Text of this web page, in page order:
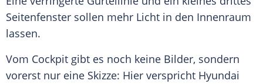
Seitenfenster sollen mehr Licht in den Innenraum
lassen.
Vom Cockpit gibt es noch keine Bilder, sondern
vorerst nur eine Skizze: Hier verspricht Hyundai